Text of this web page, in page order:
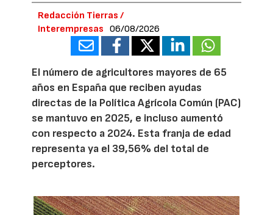
Redacción Tierras /
Interempresas
06/08/2026
El número de agricultores mayores de 65
años en España que reciben ayudas
directas de la Política Agrícola Común (PAC)
se mantuvo en 2025, e incluso aumentó
con respecto a 2024. Esta franja de edad
representa ya el 39,56% del total de
perceptores.